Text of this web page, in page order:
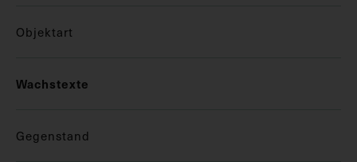
Objektart
Wachstexte
Gegenstand